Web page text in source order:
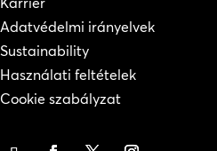
Adatvédelmi irányelvek
Sustainability
Használati feltételek
Cookie szabályzat